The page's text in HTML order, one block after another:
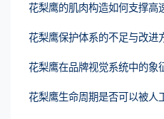
花梨鹰的肌肉构造如何支撑高
花梨鹰保护体系的不足与改进
花梨鹰在品牌视觉系统中的象
花梨鹰生命周期是否可以被人